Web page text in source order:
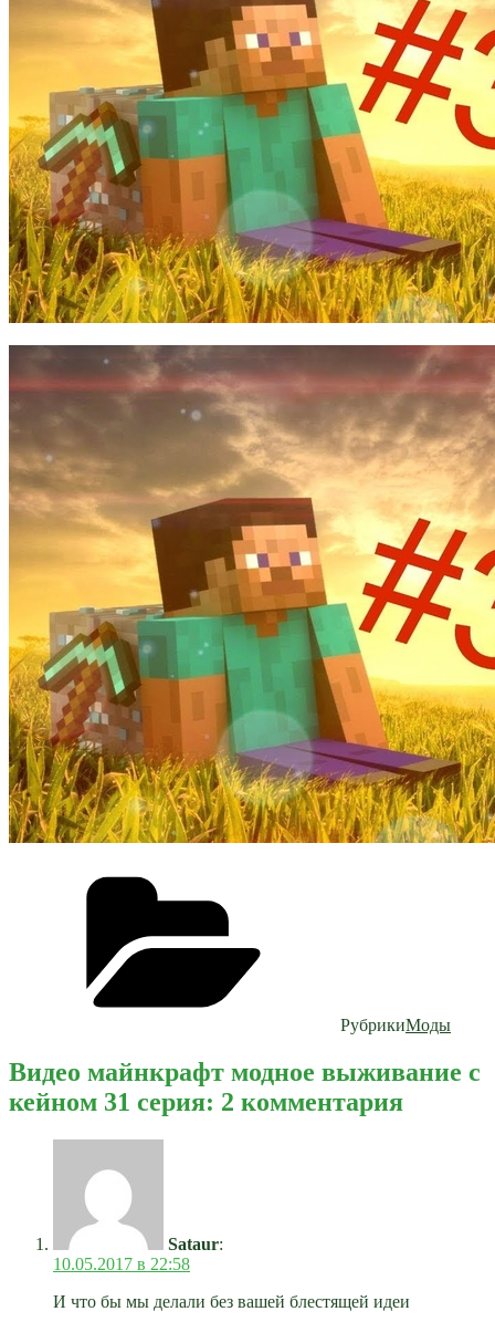
РубрикиМоды
Видео майнкрафт модное выживание с
кейном 31 серия: 2 комментария
Sataur:
10.05.2017 в 22:58
И что бы мы делали без вашей блестящей идеи